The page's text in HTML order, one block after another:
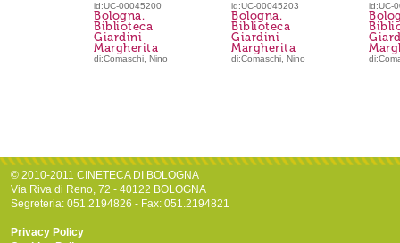
id:UC-00045200
Bologna.
Biblioteca
Giardini
Margherita
di:Comaschi, Nino
id:UC-00045203
Bologna.
Biblioteca
Giardini
Margherita
di:Comaschi, Nino
id:UC-
© 2010-2011 CINETECA DI BOLOGNA
Via Riva di Reno, 72 - 40122 BOLOGNA
Segreteria: 051.2194826 - Fax: 051.2194821
Privacy Policy